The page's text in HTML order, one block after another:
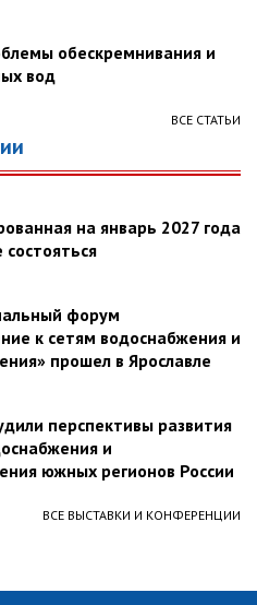
обескремнивания и
вод
ВСЕ СТАТЬИ
на январь 2027 года
форум
к сетям водоснабжения и
прошел в Ярославле
перспективы развития
и
южных регионов России
ВСЕ ВЫСТАВКИ И КОНФЕРЕНЦИИ